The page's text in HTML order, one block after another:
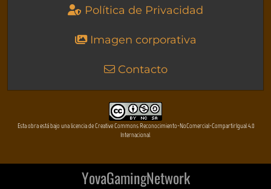
Política de Privacidad
Imagen corporativa
Contacto
Esta obra está bajo una licencia de Creative Commons Reconocimiento-NoComercial-CompartirIgual 4.0
Internacional
YovaGamingNetwork